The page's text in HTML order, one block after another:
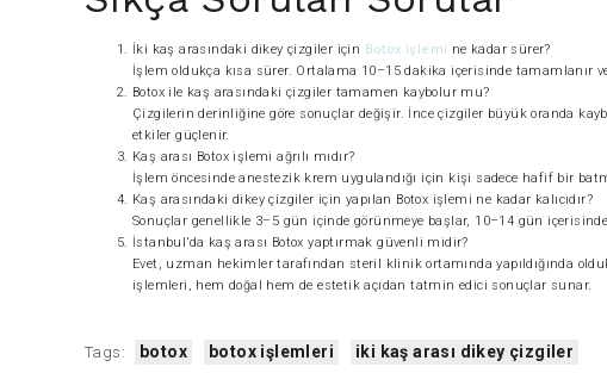
İki kaş arasındaki dikey çizgiler için Botox işlemi ne kadar sürer?
İşlem oldukça kısa sürer. Ortalama 10–15 dakika içerisinde tamamlanır
Botox ile kaş arasındaki çizgiler tamamen kaybolur mu?
Çizgilerin derinliğine göre sonuçlar değişir. İnce çizgiler büyük oranda
etkiler güçlenir.
Kaş arası Botox işlemi ağrılı mıdır?
İşlem öncesinde anestezik krem uygulandığı için kişi sadece hafif bir
Kaş arasındaki dikey çizgiler için yapılan Botox işlemi ne kadar kalıcıdır?
Sonuçlar genellikle 3–5 gün içinde görünmeye başlar, 10–14 gün
İstanbul’da kaş arası Botox yaptırmak güvenli midir?
Evet, uzman hekimler tarafından steril klinik ortamında yapıldığında
işlemleri, hem doğal hem de estetik açıdan tatmin edici sonuçlar sunar.
Tags: botox botox işlemleri iki kaş arası dikey çizgiler